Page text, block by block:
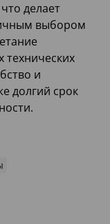
делает
выбором
технических
и
долгий срок